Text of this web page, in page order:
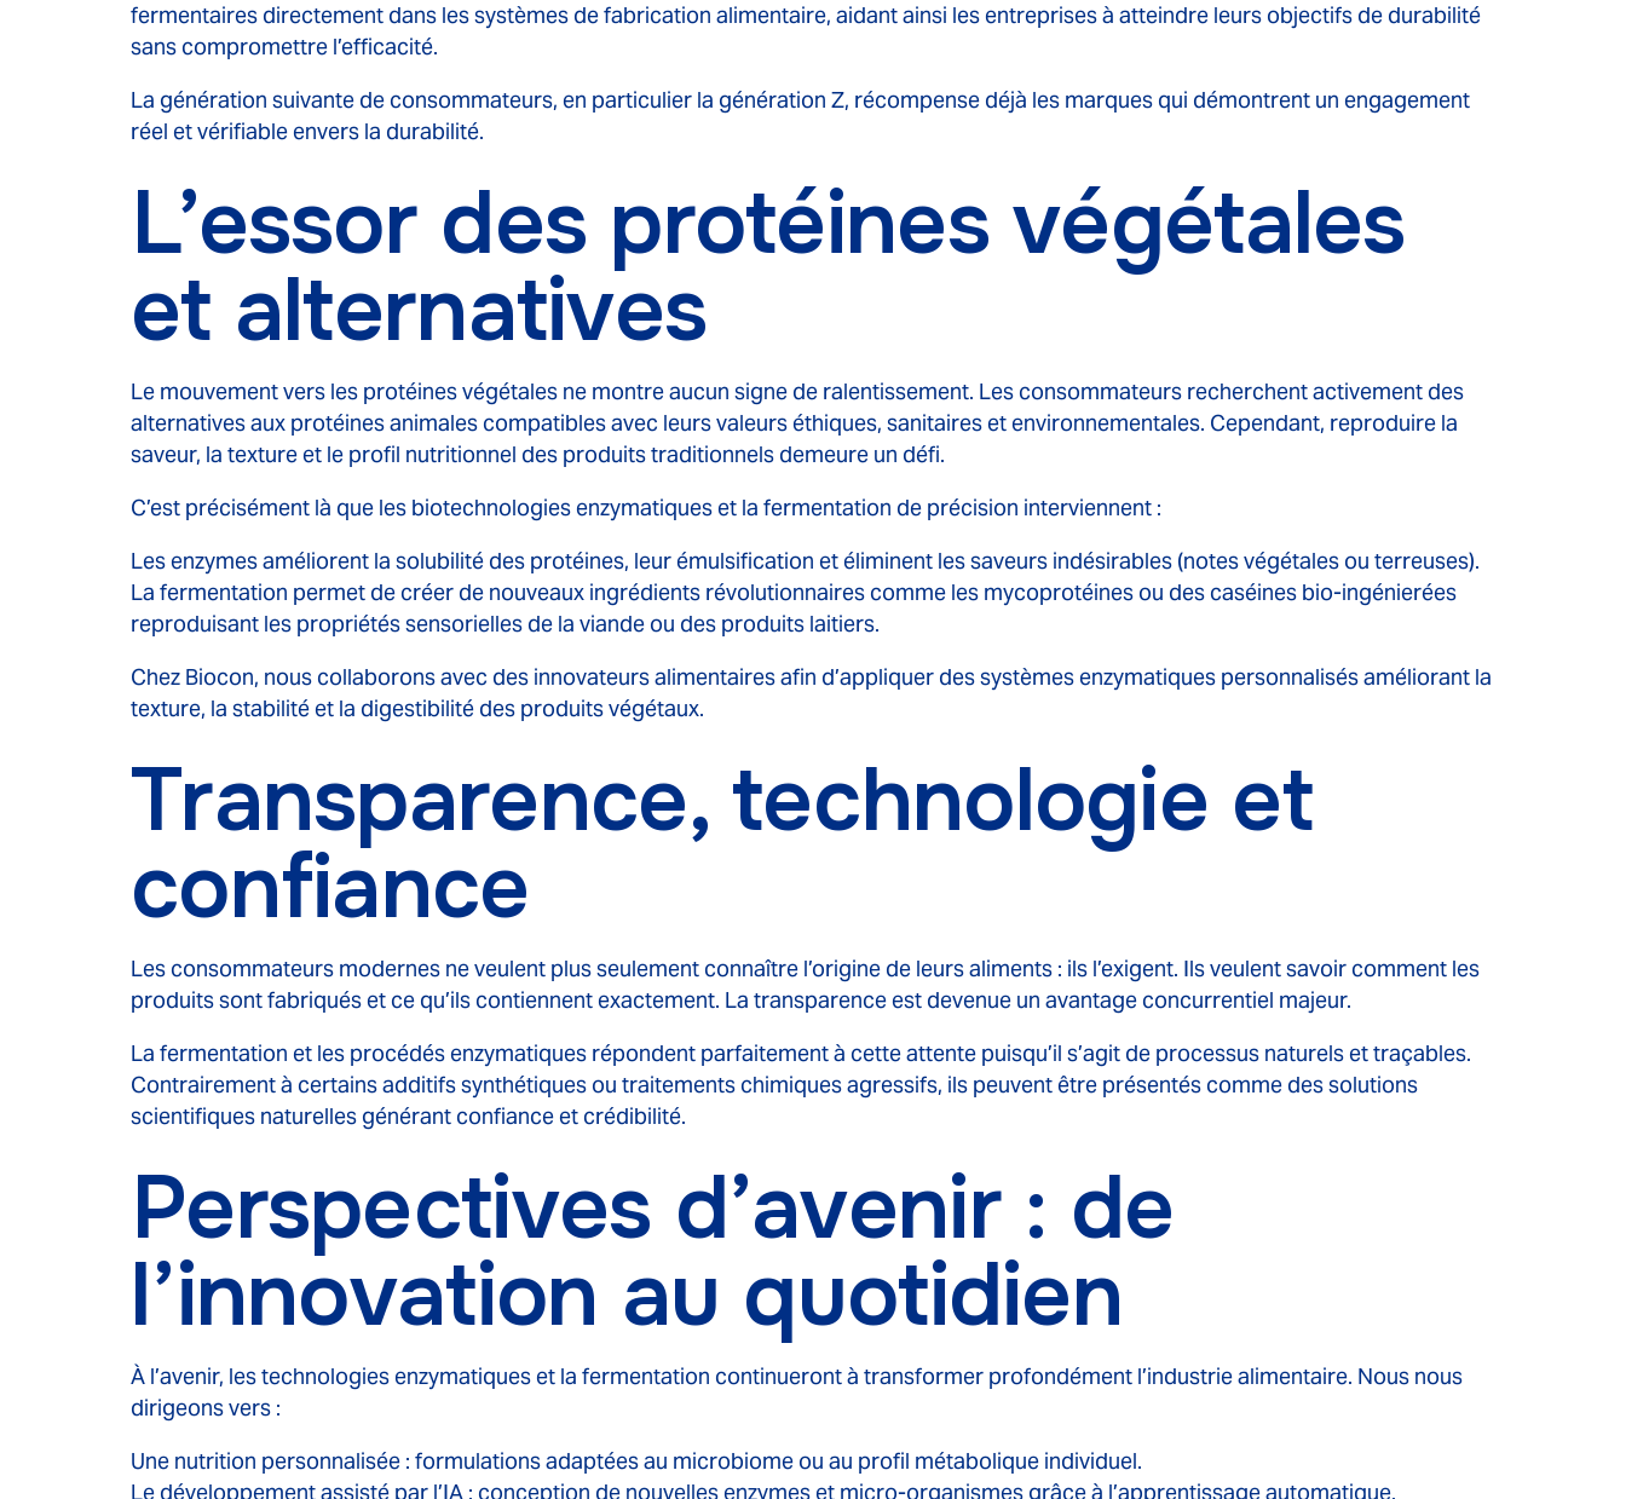
fermentaires directement dans les systèmes de fabrication alimentaire, aidant ainsi les entreprises à atteindre leurs objectifs de durabilité
sans compromettre l’efficacité.
La génération suivante de consommateurs, en particulier la génération Z, récompense déjà les marques qui démontrent un engagement
réel et vérifiable envers la durabilité.
L’essor des protéines végétales
et alternatives
Le mouvement vers les protéines végétales ne montre aucun signe de ralentissement. Les consommateurs recherchent activement des
alternatives aux protéines animales compatibles avec leurs valeurs éthiques, sanitaires et environnementales. Cependant, reproduire la
saveur, la texture et le profil nutritionnel des produits traditionnels demeure un défi.
C’est précisément là que les biotechnologies enzymatiques et la fermentation de précision interviennent :
Les enzymes améliorent la solubilité des protéines, leur émulsification et éliminent les saveurs indésirables (notes végétales ou terreuses).
La fermentation permet de créer de nouveaux ingrédients révolutionnaires comme les mycoprotéines ou des caséines bio-ingénierées
reproduisant les propriétés sensorielles de la viande ou des produits laitiers.
Chez Biocon, nous collaborons avec des innovateurs alimentaires afin d’appliquer des systèmes enzymatiques personnalisés améliorant la
texture, la stabilité et la digestibilité des produits végétaux.
Transparence, technologie et
confiance
Les consommateurs modernes ne veulent plus seulement connaître l’origine de leurs aliments : ils l’exigent. Ils veulent savoir comment les
produits sont fabriqués et ce qu’ils contiennent exactement. La transparence est devenue un avantage concurrentiel majeur.
La fermentation et les procédés enzymatiques répondent parfaitement à cette attente puisqu’il s’agit de processus naturels et traçables.
Contrairement à certains additifs synthétiques ou traitements chimiques agressifs, ils peuvent être présentés comme des solutions
scientifiques naturelles générant confiance et crédibilité.
Perspectives d’avenir : de
l’innovation au quotidien
À l’avenir, les technologies enzymatiques et la fermentation continueront à transformer profondément l’industrie alimentaire. Nous nous
dirigeons vers :
Une nutrition personnalisée : formulations adaptées au microbiome ou au profil métabolique individuel.
Le développement assisté par l’IA : conception de nouvelles enzymes et micro-organismes grâce à l’apprentissage automatique.